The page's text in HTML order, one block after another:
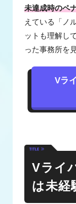
未達成時のペ
えている「ノ
ットも理解し
った事務所を
Vラ
Vライ
は未経